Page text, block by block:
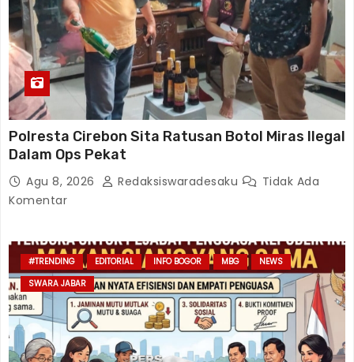
Polresta Cirebon Sita Ratusan Botol Miras Ilegal
Dalam Ops Pekat
Agu 8, 2026 Redaksiswaradesaku
Tidak Ada
Komentar
#TRENDING EDITORIAL INFO BOGOR MBG
NEWS
SWARA JABAR